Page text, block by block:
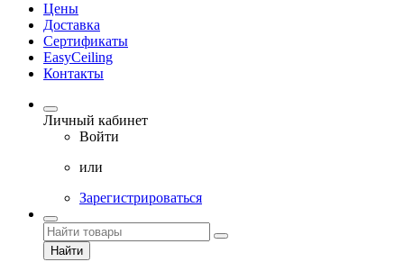
Цены
Доставка
Cертификаты
EasyCeiling
Контакты
Личный кабинет
Войти
или
Зарегистрироваться
Найти